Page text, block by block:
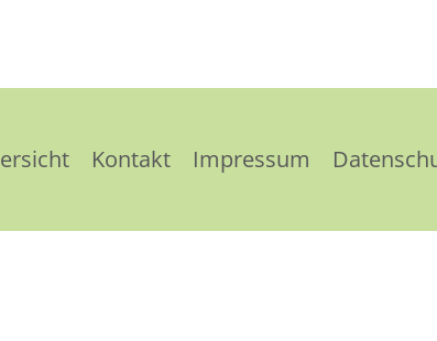
Kontakt Impressum